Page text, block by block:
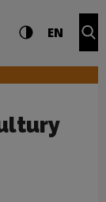
i Wysoki
EN